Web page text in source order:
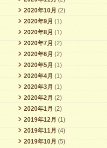
2020年10月 (2)
2020年9月 (1)
2020年8月 (1)
2020年7月 (2)
2020年6月 (2)
2020年5月 (1)
2020年4月 (1)
2020年3月 (1)
2020年2月 (2)
2020年1月 (2)
2019年12月 (1)
2019年11月 (4)
2019年10月 (5)